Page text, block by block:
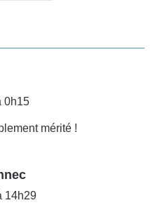
0h15
mérité !
i
14h29